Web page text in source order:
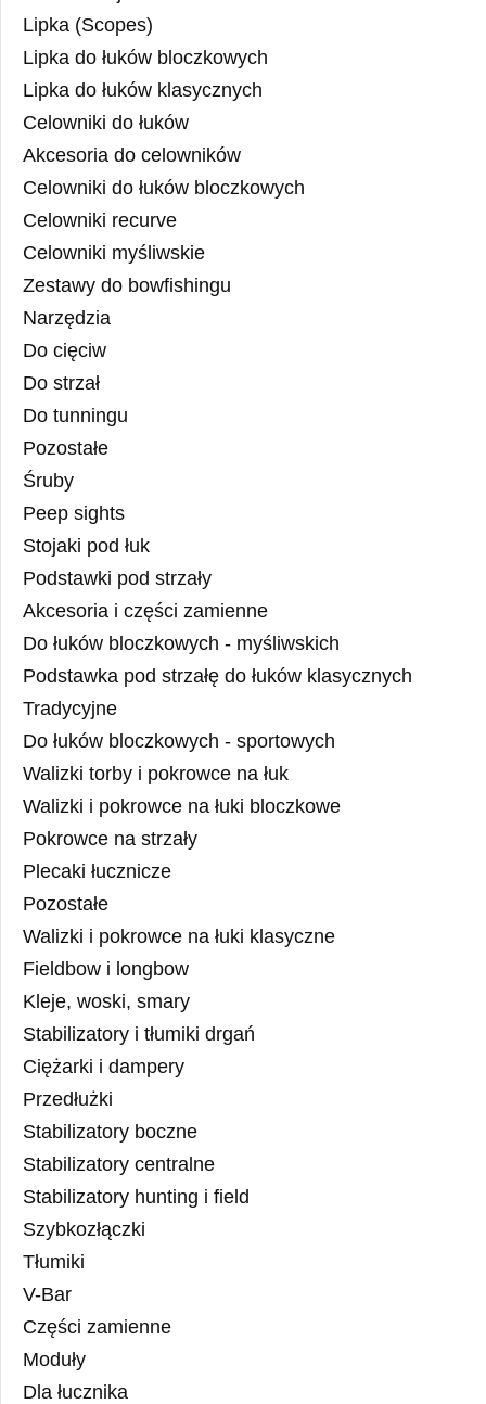
Lipka (Scopes)
Lipka do łuków bloczkowych
Lipka do łuków klasycznych
Celowniki do łuków
Akcesoria do celowników
Celowniki do łuków bloczkowych
Celowniki recurve
Celowniki myśliwskie
Zestawy do bowfishingu
Narzędzia
Do cięciw
Do strzał
Do tunningu
Pozostałe
Śruby
Peep sights
Stojaki pod łuk
Podstawki pod strzały
Akcesoria i części zamienne
Do łuków bloczkowych - myśliwskich
Podstawka pod strzałę do łuków klasycznych
Tradycyjne
Do łuków bloczkowych - sportowych
Walizki torby i pokrowce na łuk
Walizki i pokrowce na łuki bloczkowe
Pokrowce na strzały
Plecaki łucznicze
Pozostałe
Walizki i pokrowce na łuki klasyczne
Fieldbow i longbow
Kleje, woski, smary
Stabilizatory i tłumiki drgań
Ciężarki i dampery
Przedłużki
Stabilizatory boczne
Stabilizatory centralne
Stabilizatory hunting i field
Szybkozłączki
Tłumiki
V-Bar
Części zamienne
Moduły
Dla łucznika